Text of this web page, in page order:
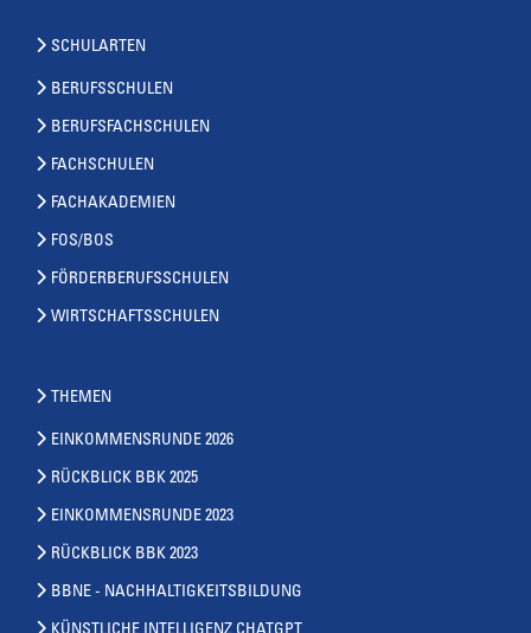
SCHULARTEN
BERUFSSCHULEN
BERUFSFACHSCHULEN
FACHSCHULEN
FACHAKADEMIEN
FOS/BOS
FÖRDERBERUFSSCHULEN
WIRTSCHAFTSSCHULEN
THEMEN
EINKOMMENSRUNDE 2026
RÜCKBLICK BBK 2025
EINKOMMENSRUNDE 2023
RÜCKBLICK BBK 2023
BBNE - NACHHALTIGKEITSBILDUNG